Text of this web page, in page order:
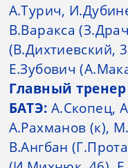
А.Турич,
В.Варакса
(В.Дихтиевский,
Е.Зубович
Главный тренер
БАТЭ: А.Скопец,
А.Рахманов (к),
В.Ангбан